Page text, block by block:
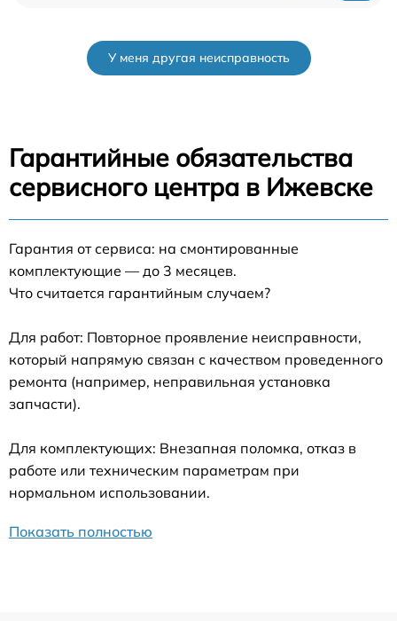
У меня другая неисправность
Гарантийные обязательства
сервисного центра в Ижевске
Гарантия от сервиса: на смонтированные
комплектующие — до 3 месяцев.
Что считается гарантийным случаем?
Для работ: Повторное проявление неисправности,
который напрямую связан с качеством проведенного
ремонта (например, неправильная установка
запчасти).
Для комплектующих: Внезапная поломка, отказ в
работе или техническим параметрам при
нормальном использовании.
Показать полностью